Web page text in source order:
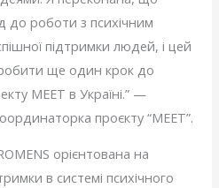
до роботи з психічним
підтримки людей, і цей
ще один крок до
МЕЕТ в Україні.” —
проєкту “МЕЕТ”.
орієнтована на
в системі психічного